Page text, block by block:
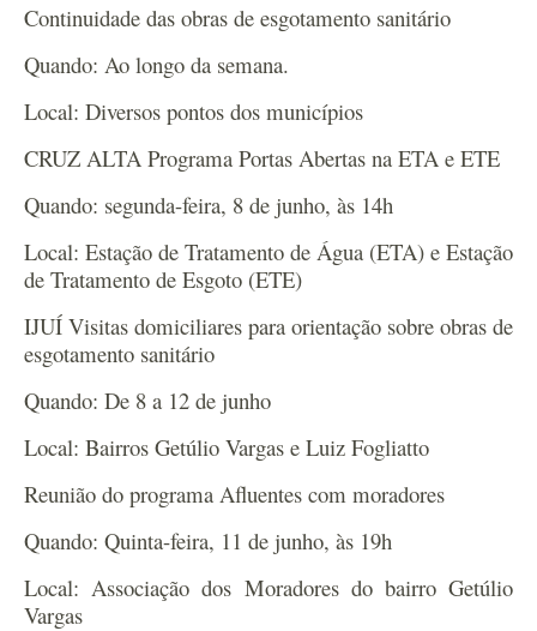
Continuidade das obras de esgotamento sanitário
Quando: Ao longo da semana.
Local: Diversos pontos dos municípios
CRUZ ALTA Programa Portas Abertas na ETA e ETE
Quando: segunda-feira, 8 de junho, às 14h
Local: Estação de Tratamento de Água (ETA) e Estação
de Tratamento de Esgoto (ETE)
IJUÍ Visitas domiciliares para orientação sobre obras de
esgotamento sanitário
Quando: De 8 a 12 de junho
Local: Bairros Getúlio Vargas e Luiz Fogliatto
Reunião do programa Afluentes com moradores
Quando: Quinta-feira, 11 de junho, às 19h
Local: Associação dos Moradores do bairro Getúlio
Vargas